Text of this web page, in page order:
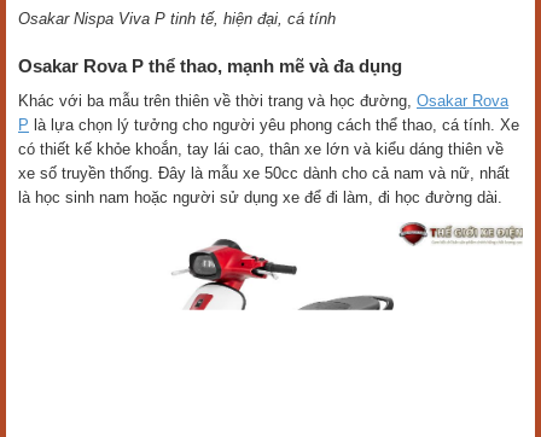
Osakar Nispa Viva P tinh tế, hiện đại, cá tính
Osakar Rova P thể thao, mạnh mẽ và đa dụng
Khác với ba mẫu trên thiên về thời trang và học đường, Osakar Rova
P là lựa chọn lý tưởng cho người yêu phong cách thể thao, cá tính. Xe
có thiết kế khỏe khoắn, tay lái cao, thân xe lớn và kiểu dáng thiên về
xe số truyền thống. Đây là mẫu xe 50cc dành cho cả nam và nữ, nhất
là học sinh nam hoặc người sử dụng xe để đi làm, đi học đường dài.